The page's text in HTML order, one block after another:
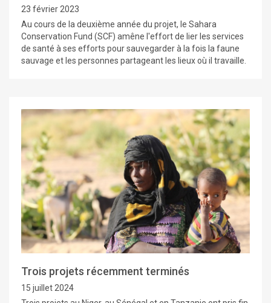
23 février 2023
Au cours de la deuxième année du projet, le Sahara
Conservation Fund (SCF) amêne l'effort de lier les services
de santé à ses efforts pour sauvegarder à la fois la faune
sauvage et les personnes partageant les lieux où il travaille.
Trois projets récemment terminés
15 juillet 2024